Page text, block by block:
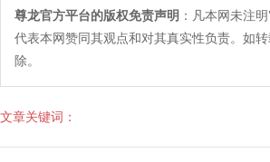
尊龙官方平台的版权免责声明 ：凡本网未注
代表本网赞同其观点和对其真实性负责。如
除。
文章关键词：